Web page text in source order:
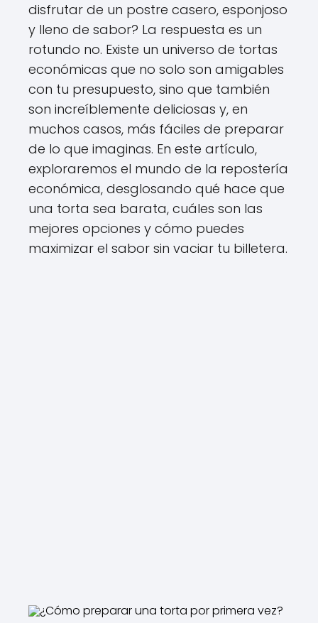
disfrutar de un postre casero, esponjoso
y lleno de sabor? La respuesta es un
rotundo no. Existe un universo de tortas
económicas que no solo son amigables
con tu presupuesto, sino que también
son increíblemente deliciosas y, en
muchos casos, más fáciles de preparar
de lo que imaginas. En este artículo,
exploraremos el mundo de la repostería
económica, desglosando qué hace que
una torta sea barata, cuáles son las
mejores opciones y cómo puedes
maximizar el sabor sin vaciar tu billetera.